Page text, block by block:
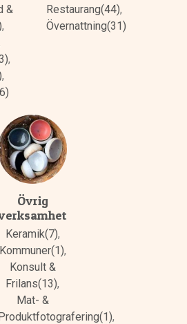
&
,
,
,
Restaurang(44),
Övernattning(31)
Övrig
Keramik(7),
Kommuner(1),
Konsult &
Frilans(13),
Mat- &
,